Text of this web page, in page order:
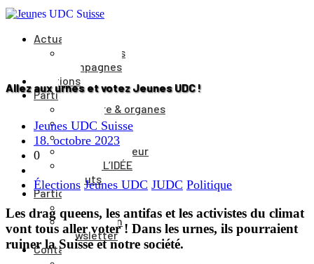
Actualités
Événements
Campagnes
Positions
Parti
Structure & organes
Cantons
Comité du parti
Comité directeur
Journal L’IDÉE
Statuts
Participer
Adhésion
Faire un don
Newsletter
Contact
Allez aux urnes et votez Jeunes UDC !
Jeunes UDC Suisse
18. octobre 2023
0
Élections Jeunes UDC JUDC Politique
Les drag queens, les antifas et les activistes du climat
vont tous aller voter ! Dans les urnes, ils pourraient
ruiner la Suisse et notre société.